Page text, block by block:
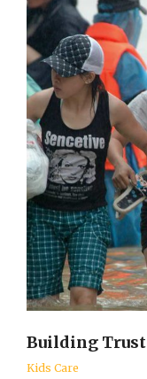
Building Trust
Kids Care